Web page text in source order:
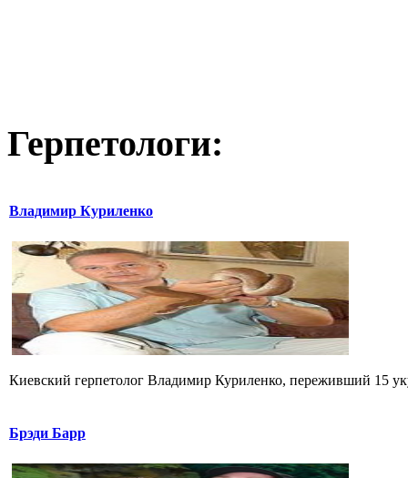
Герпетологи:
Владимир Куриленко
Киевский герпетолог Владимир Куриленко, переживший 15
Брэди Барр